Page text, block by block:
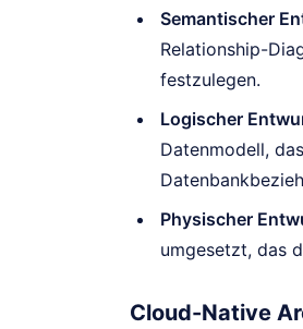
Semantischer
Relationship-
festzulegen.
Logischer
Datenmodell,
Physischer
umgesetzt, das
Cloud-Native